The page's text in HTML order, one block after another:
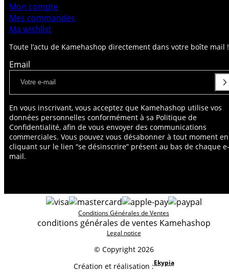
Toute l’actu de Kamehashop directement dans votre boîte mail !
Email
En vous inscrivant, vous acceptez que Kamehashop utilise vos
données personnelles conformément à sa Politique de
Confidentialité, afin de vous envoyer des communications
commerciales. Vous pouvez vous désabonner à tout moment en
cliquant sur le lien “se désinscrire” présent au bas de chaque e-
mail.
Mon compte
Mes commandes
Ma wishlist
© Copyright 2026
Conditions Générales de Ventes
conditions générales de ventes Kamehashop
Legal notice
Création et réalisation :Ekypia